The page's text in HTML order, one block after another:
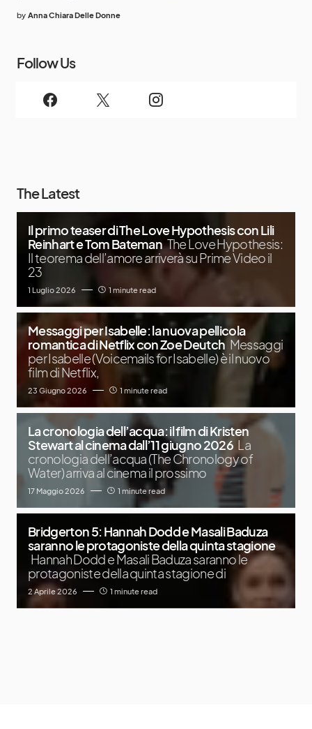
by Anna Chiara Delle Donne
Follow Us
The Latest
Il primo teaser di The Love Hypothesis con Lili
Reinhart e Tom Bateman The Love Hypothesis:
Il teorema dell’amore arriverà su Prime Video il
23
1 Luglio 2026 1 minute read
Messaggi per Isabelle: la nuova pellicola
romantica di Netflix con Zoe Deutch Messaggi
per Isabelle (Voicemails for Isabelle) è il nuovo
film di Netflix,
23 Giugno 2026 1 minute read
La cronologia dell’acqua: il film di Kristen
Stewart al cinema dall’11 giugno 2026 La
cronologia dell’acqua (The Chronology of
Water) arriva al cinema il prossimo
17 Maggio 2026 1 minute read
Bridgerton 5: Hannah Dodd e Masali Baduza
saranno le protagoniste della quinta stagione
Hannah Dodd e Masali Baduza saranno le
protagoniste della quinta stagione di
2 Aprile 2026 1 minute read